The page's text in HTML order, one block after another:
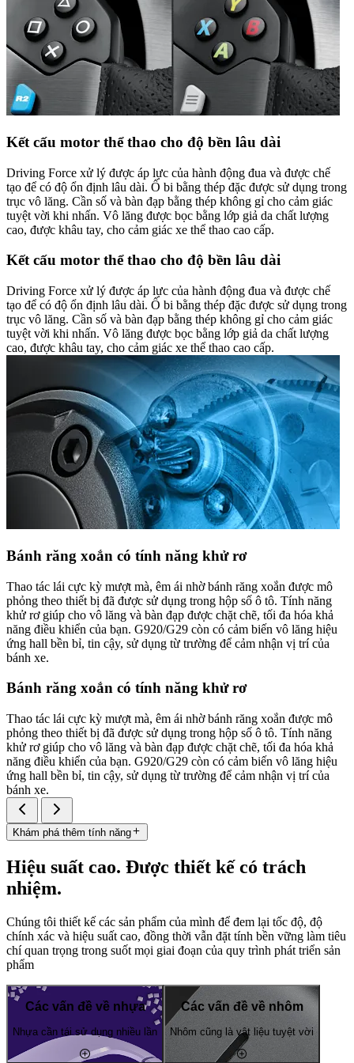
Kết cấu motor thể thao cho độ bền lâu dài
Driving Force xử lý được áp lực của hành động đua và được chế
tạo để có độ ổn định lâu dài. Ổ bi bằng thép đặc được sử dụng trong
trục vô lăng. Cần số và bàn đạp bằng thép không gỉ cho cảm giác
tuyệt vời khi nhấn. Vô lăng được bọc bằng lớp giả da chất lượng
cao, được khâu tay, cho cảm giác xe thể thao cao cấp.
Kết cấu motor thể thao cho độ bền lâu dài
Driving Force xử lý được áp lực của hành động đua và được chế
tạo để có độ ổn định lâu dài. Ổ bi bằng thép đặc được sử dụng trong
trục vô lăng. Cần số và bàn đạp bằng thép không gỉ cho cảm giác
tuyệt vời khi nhấn. Vô lăng được bọc bằng lớp giả da chất lượng
cao, được khâu tay, cho cảm giác xe thể thao cao cấp.
Bánh răng xoắn có tính năng khử rơ
Thao tác lái cực kỳ mượt mà, êm ái nhờ bánh răng xoắn được mô
phỏng theo thiết bị đã được sử dụng trong hộp số ô tô. Tính năng
khử rơ giúp cho vô lăng và bàn đạp được chặt chẽ, tối đa hóa khả
năng điều khiển của bạn. G920/G29 còn có cảm biến vô lăng hiệu
ứng hall bền bỉ, tin cậy, sử dụng từ trường để cảm nhận vị trí của
bánh xe.
Bánh răng xoắn có tính năng khử rơ
Thao tác lái cực kỳ mượt mà, êm ái nhờ bánh răng xoắn được mô
phỏng theo thiết bị đã được sử dụng trong hộp số ô tô. Tính năng
khử rơ giúp cho vô lăng và bàn đạp được chặt chẽ, tối đa hóa khả
năng điều khiển của bạn. G920/G29 còn có cảm biến vô lăng hiệu
ứng hall bền bỉ, tin cậy, sử dụng từ trường để cảm nhận vị trí của
bánh xe.
Khám phá thêm tính năng
Hiệu suất cao. Được thiết kế có trách
nhiệm.
Chúng tôi thiết kế các sản phẩm của mình để đem lại tốc độ, độ
chính xác và hiệu suất cao, đồng thời vẫn đặt tính bền vững làm tiêu
chí quan trọng trong suốt mọi giai đoạn của quy trình phát triển sản
phẩm
Các vấn đề về nhựa
Nhựa cần tái sử dụng nhiều lần
Các vấn đề về nhôm
Nhôm cũng là vật liệu tuyệt vời